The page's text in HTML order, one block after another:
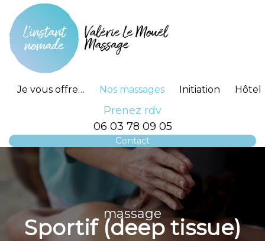
Je vous offre… Nos massages Initiation Hôtel
Prenez rdv
06 03 78 09 05
Contact
massage
Sportif (deep tissue)